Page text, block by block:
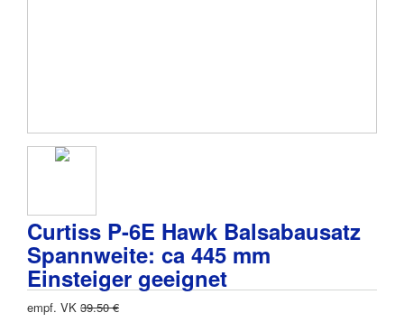
Curtiss P-6E Hawk Balsabausatz
Spannweite: ca 445 mm
Einsteiger geeignet
empf. VK 39.50 €